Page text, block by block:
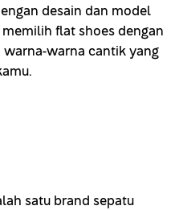
desain dan model
flat shoes dengan
warna cantik yang
satu brand sepatu